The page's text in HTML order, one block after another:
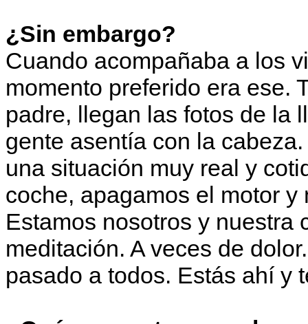
¿Sin embargo?
Cuando acompañaba a los
momento preferido era ese.
padre, llegan las fotos de la
gente asentía con la
una situación muy real y
coche, apagamos el motor
Estamos nosotros y nuestra
meditación. A veces de
pasado a todos. Estás ahí y